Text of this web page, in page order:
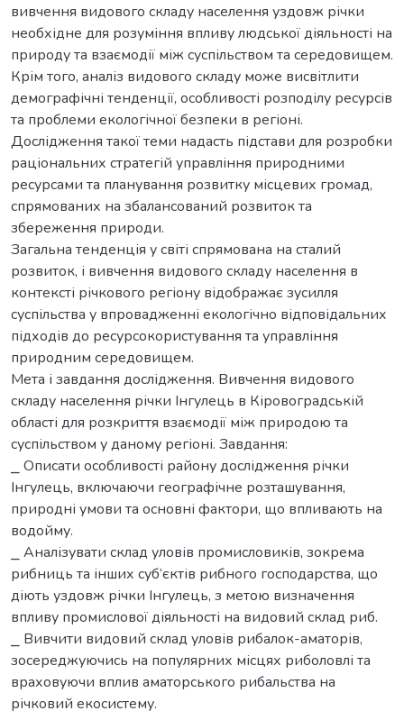
вивчення видового складу населення уздовж річки
необхідне для розуміння впливу людської діяльності на
природу та взаємодії між суспільством та середовищем.
Крім того, аналіз видового складу може висвітлити
демографічні тенденції, особливості розподілу ресурсів
та проблеми екологічної безпеки в регіоні.
Дослідження такої теми надасть підстави для розробки
раціональних стратегій управління природними
ресурсами та планування розвитку місцевих громад,
спрямованих на збалансований розвиток та
збереження природи.
Загальна тенденція у світі спрямована на сталий
розвиток, і вивчення видового складу населення в
контексті річкового регіону відображає зусилля
суспільства у впровадженні екологічно відповідальних
підходів до ресурсокористування та управління
природним середовищем.
Мета і завдання дослідження. Вивчення видового
складу населення річки Інгулець в Кіровоградській
області для розкриття взаємодії між природою та
суспільством у даному регіоні. Завдання:
⎯ Описати особливості району дослідження річки
Інгулець, включаючи географічне розташування,
природні умови та основні фактори, що впливають на
водойму.
⎯ Аналізувати склад уловів промисловиків, зокрема
рибниць та інших суб’єктів рибного господарства, що
діють уздовж річки Інгулець, з метою визначення
впливу промислової діяльності на видовий склад риб.
⎯ Вивчити видовий склад уловів рибалок-аматорів,
зосереджуючись на популярних місцях риболовлі та
враховуючи вплив аматорського рибальства на
річковий екосистему.